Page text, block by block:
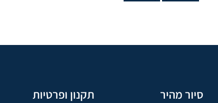
סיור מהיר תקנון ופרטיות